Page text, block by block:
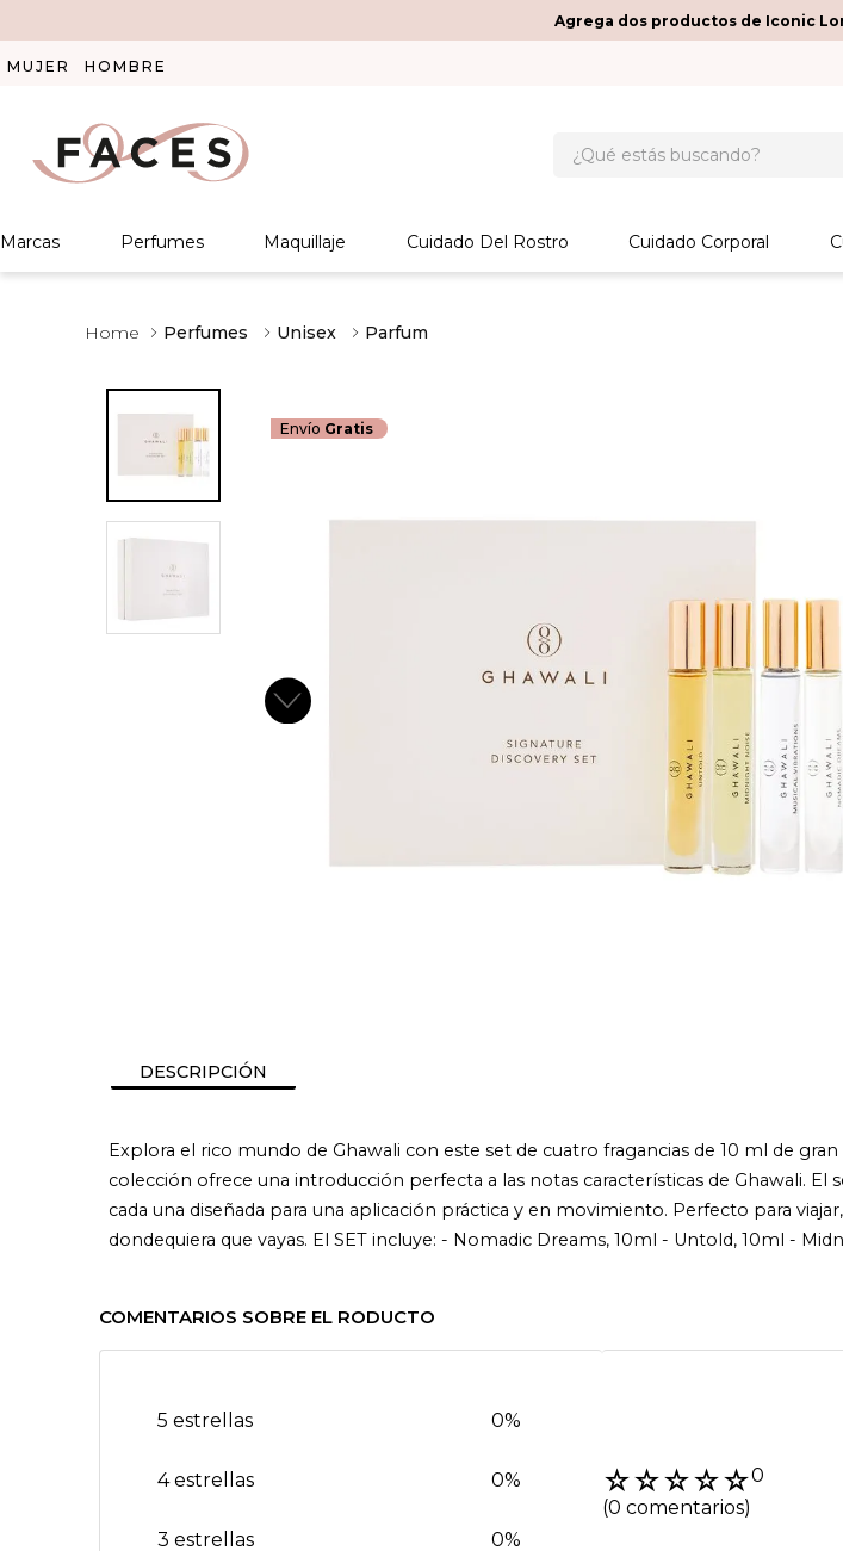
Agrega dos productos de Iconic
MUJER HOMBRE
Marcas Perfumes Maquillaje Cuidado Del Rostro Cuidado Corporal
Perfumes Unisex Parfum
Envío Gratis
DESCRIPCIÓN
Explora el rico mundo de Ghawali con este set de cuatro fragancias de 10 ml de
colección ofrece una introducción perfecta a las notas características de Ghawali.
cada una diseñada para una aplicación práctica y en movimiento. Perfecto para
dondequiera que vayas. El SET incluye: - Nomadic Dreams, 10ml - Untold, 10ml -
COMENTARIOS SOBRE EL RODUCTO
☆☆☆☆☆0
(0 comentarios)
5 estrellas 0%
4 estrellas 0%
3 estrellas 0%